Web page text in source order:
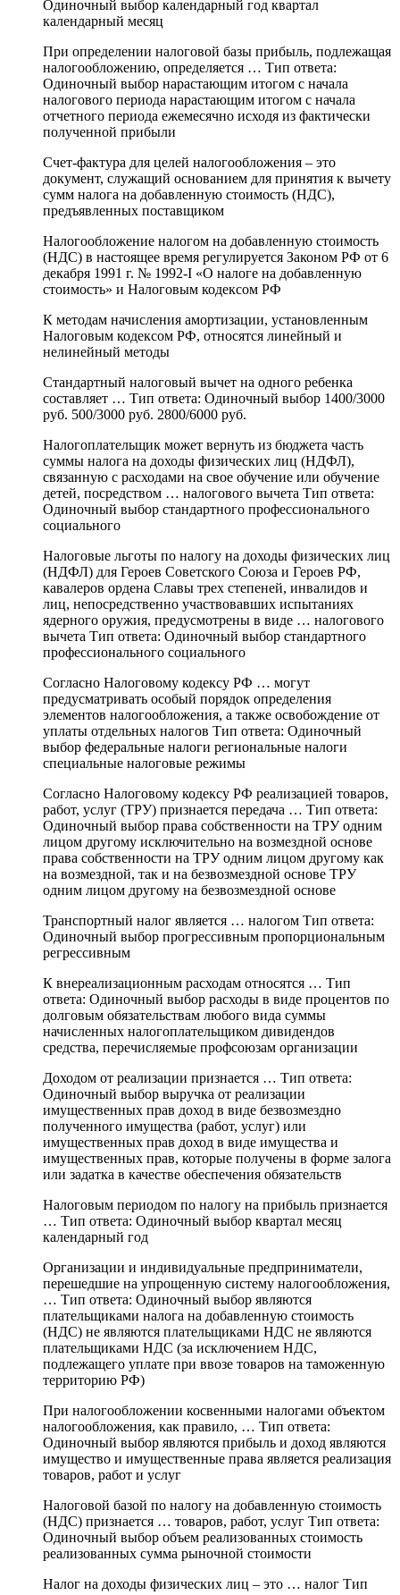
Одиночный выбор календарный год квартал
календарный месяц
При определении налоговой базы прибыль, подлежащая
налогообложению, определяется … Тип ответа:
Одиночный выбор нарастающим итогом с начала
налогового периода нарастающим итогом с начала
отчетного периода ежемесячно исходя из фактически
полученной прибыли
Счет-фактура для целей налогообложения – это
документ, служащий основанием для принятия к вычету
сумм налога на добавленную стоимость (НДС),
предъявленных поставщиком
Налогообложение налогом на добавленную стоимость
(НДС) в настоящее время регулируется Законом РФ от 6
декабря 1991 г. № 1992-I «О налоге на добавленную
стоимость» и Налоговым кодексом РФ
К методам начисления амортизации, установленным
Налоговым кодексом РФ, относятся линейный и
нелинейный методы
Стандартный налоговый вычет на одного ребенка
составляет … Тип ответа: Одиночный выбор 1400/3000
руб. 500/3000 руб. 2800/6000 руб.
Налогоплательщик может вернуть из бюджета часть
суммы налога на доходы физических лиц (НДФЛ),
связанную с расходами на свое обучение или обучение
детей, посредством … налогового вычета Тип ответа:
Одиночный выбор стандартного профессионального
социального
Налоговые льготы по налогу на доходы физических лиц
(НДФЛ) для Героев Советского Союза и Героев РФ,
кавалеров ордена Славы трех степеней, инвалидов и
лиц, непосредственно участвовавших испытаниях
ядерного оружия, предусмотрены в виде … налогового
вычета Тип ответа: Одиночный выбор стандартного
профессионального социального
Согласно Налоговому кодексу РФ … могут
предусматривать особый порядок определения
элементов налогообложения, а также освобождение от
уплаты отдельных налогов Тип ответа: Одиночный
выбор федеральные налоги региональные налоги
специальные налоговые режимы
Согласно Налоговому кодексу РФ реализацией товаров,
работ, услуг (ТРУ) признается передача … Тип ответа:
Одиночный выбор права собственности на ТРУ одним
лицом другому исключительно на возмездной основе
права собственности на ТРУ одним лицом другому как
на возмездной, так и на безвозмездной основе ТРУ
одним лицом другому на безвозмездной основе
Транспортный налог является … налогом Тип ответа:
Одиночный выбор прогрессивным пропорциональным
регрессивным
К внереализационным расходам относятся … Тип
ответа: Одиночный выбор расходы в виде процентов по
долговым обязательствам любого вида суммы
начисленных налогоплательщиком дивидендов
средства, перечисляемые профсоюзам организации
Доходом от реализации признается … Тип ответа:
Одиночный выбор выручка от реализации
имущественных прав доход в виде безвозмездно
полученного имущества (работ, услуг) или
имущественных прав доход в виде имущества и
имущественных прав, которые получены в форме залога
или задатка в качестве обеспечения обязательств
Налоговым периодом по налогу на прибыль признается
… Тип ответа: Одиночный выбор квартал месяц
календарный год
Организации и индивидуальные предприниматели,
перешедшие на упрощенную систему налогообложения,
… Тип ответа: Одиночный выбор являются
плательщиками налога на добавленную стоимость
(НДС) не являются плательщиками НДС не являются
плательщиками НДС (за исключением НДС,
подлежащего уплате при ввозе товаров на таможенную
территорию РФ)
При налогообложении косвенными налогами объектом
налогообложения, как правило, … Тип ответа:
Одиночный выбор являются прибыль и доход являются
имущество и имущественные права является реализация
товаров, работ и услуг
Налоговой базой по налогу на добавленную стоимость
(НДС) признается … товаров, работ, услуг Тип ответа:
Одиночный выбор объем реализованных стоимость
реализованных сумма рыночной стоимости
Налог на доходы физических лиц – это … налог Тип